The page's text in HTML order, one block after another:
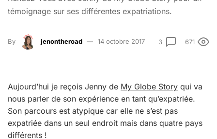
témoignage sur ses différentes expatriations.
By jenontheroad 14 octobre 2017 3 671
Aujourd’hui je reçois Jenny de My Globe Story qui va
nous parler de son expérience en tant qu’expatriée.
Son parcours est atypique car elle ne s’est pas
expatriée dans un seul endroit mais dans quatre pays
différents !